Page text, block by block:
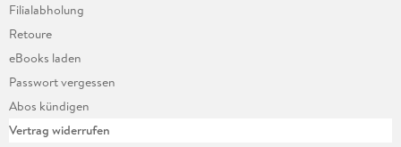
Filialabholung
Retoure
eBooks laden
Passwort vergessen
Abos kündigen
Vertrag widerrufen